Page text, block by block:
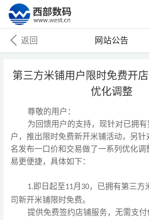
网站公告
返回
第三方米铺用户限时免费开
优化调整
尊敬的用户：
为回馈用户的支持，现针对已拥有
户， 推出 限时免费新开米铺活动，另
名发布一口价和交易做了一系列优化调
易更便捷， 具体如下：
1. 即日起至11月 30，已拥有第三方
司新开米铺限时免费。
提供免费签约店铺服务，无需支